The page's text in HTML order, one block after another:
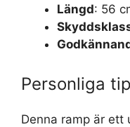
Längd: 56
Personliga
Denna ramp är ett